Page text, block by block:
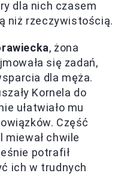
dla nich czasem
niż rzeczywistością.
, żona
się zadań,
dla męża.
Kornela do
ułatwiało mu
Część
miewał chwile
potrafił
ich w trudnych